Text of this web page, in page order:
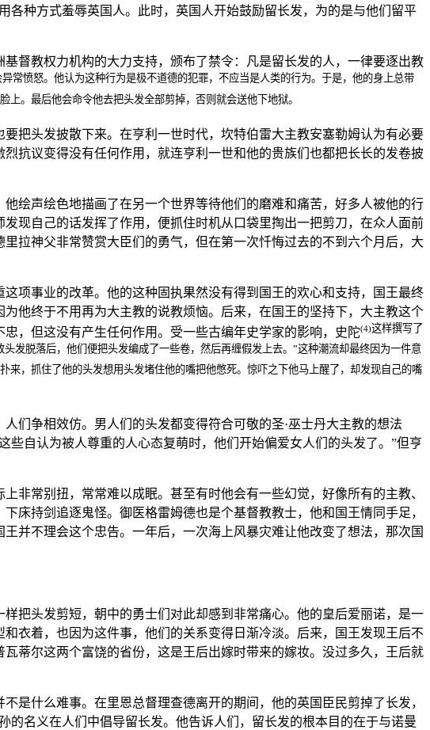
种方式羞辱英国人。此时，英国人开始鼓励留长发，为的是与他们留平
督教权力机构的大力支持，颁布了禁令：凡是留长发的人，一律要逐出教
常愤怒。他认为这种行为是极不道德的犯罪，不应当是人类的行为。于是，他的身上总带
。最后他会命令他去把头发全部剪掉，否则就会送他下地狱。
把头发披散下来。在亨利一世时代，坎特伯雷大主教安塞勒姆认为有必要
抗议变得没有任何作用，就连亨利一世和他的贵族们也都把长长的发卷披
绘声绘色地描画了在另一个世界等待他们的磨难和痛苦，好多人被他的行
现自己的话发挥了作用，便抓住时机从口袋里掏出一把剪刀，在众人面前
拉神父非常赞赏大臣们的勇气，但在第一次忏悔过去的不到六个月后，大
项事业的改革。他的这种固执果然没有得到国王的欢心和支持，国王最终
他终于不用再为大主教的说教烦恼。后来，在国王的坚持下，大主教这个
，但这没有产生任何作用。受一些古编年史学家的影响，史陀(4)这样撰写了
发脱落后，他们便把头发编成了一些卷，然后再缠假发上去。”这种潮流却最终因为一件意
，抓住了他的头发想用头发堵住他的嘴把他憋死。惊吓之下他马上醒了，却发现自己的嘴
们争相效仿。男人们的头发都变得符合可敬的圣·巫士丹大主教的想法
自认为被人尊重的人心态复萌时，他们开始偏爱女人们的头发了。”但亨
非常别扭，常常难以成眠。甚至有时他会有一些幻觉，好像所有的主教、
床持剑追逐鬼怪。御医格雷姆德也是个基督教教士，他和国王情同手足，
并不理会这个忠告。一年后，一次海上风暴灾难让他改变了想法，那次国
把头发剪短，朝中的勇士们对此却感到非常痛心。他的皇后爱丽诺，是一
衣着，也因为这件事，他们的关系变得日渐冷淡。后来，国王发现王后不
蒂尔这两个富饶的省份，这是王后出嫁时带来的嫁妆。没过多久，王后就
是什么难事。在里恩总督理查德离开的期间，他的英国臣民剪掉了长发，
的名义在人们中倡导留长发。他告诉人们，留长发的根本目的在于与诺曼